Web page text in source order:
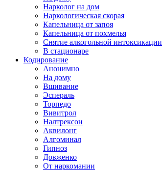
Нарколог на дом
Наркологическая скорая
Капельница от запоя
Капельница от похмелья
Снятие алкогольной интоксикации
В стационаре
Кодирование
Анонимно
На дому
Вшивание
Эспераль
Торпедо
Вивитрол
Налтрексон
Аквилонг
Алгоминал
Гипноз
Довженко
От наркомании